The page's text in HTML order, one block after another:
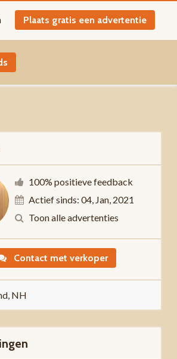
Plaats gratis een advertentie
100% positieve feedback
Actief sinds: 04, Jan, 2021
Toon alle advertenties
Contact met verkoper
NH